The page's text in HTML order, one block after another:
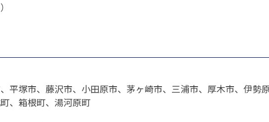
平塚市、藤沢市、小田原市、茅ヶ崎市、三浦市、厚木市、伊勢
、箱根町、湯河原町